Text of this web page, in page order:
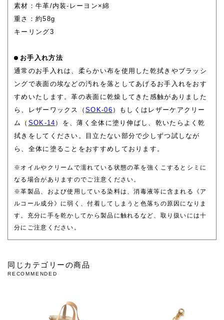
素材：牛革/内装-レーヨン×綿
重さ：約58g
キーリング3
お手入れ方法
通常のお手入れは、柔らかい布を使用した乾拭きやブラッシ
ングで表面の埃などの汚れを落としてあげるお手入れをおす
すめいたします。革の表面に乾燥してきた感触がありました
ら、レザーワックス（SOK-06 ）もしくはレザーケアクリー
ム（ SOK-14 ）を、薄く全体に塗り伸ばし、乾いたらよく乾
拭きをしてください。目立たない部分で少しずつ試しなが
ら、全体に塗ることをおすすめしております。
※オイルやクリームで濡れている状態の革を強くこするとシミに
なる場合がありますのでご注意ください。
※革製品、および使用している染料は、消毒液等に含まれる《ア
ルコール成分》に弱く、付着してしまうと色落ちの原因になりま
す。充分に手を乾かしてから製品に触れるなど、取り扱いには十
分にご注意ください。
同じカテゴリーの商品
RECOMMENDED